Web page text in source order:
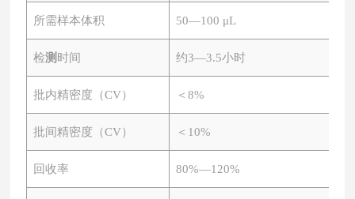
所需样本体积 50—100 μL
检测 时间 约3—3.5小时
批内精密度（CV） ＜8%
批间精密度（CV） ＜ 10%
回收率 80%—120%